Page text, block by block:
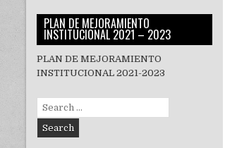
PLAN DE MEJORAMIENTO
INSTITUCIONAL 2021 – 2023
PLAN DE MEJORAMIENTO
INSTITUCIONAL 2021-2023
Search
for: